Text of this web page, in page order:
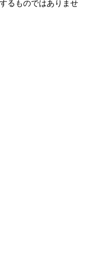
るものではありませ